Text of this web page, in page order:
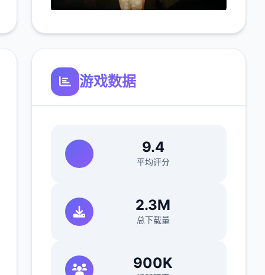
游戏数据
9.4
平均评分
2.3M
总下载量
900K